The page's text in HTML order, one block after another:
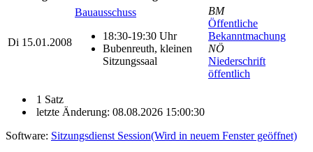
Di 15.01.2008
Bauausschuss
18:30-19:30 Uhr
Bubenreuth, kleinen
Sitzungssaal
BM
Öffentliche
Bekanntmachung
NÖ
Niederschrift
öffentlich
1 Satz
letzte Änderung: 08.08.2026 15:00:30
Software: Sitzungsdienst Session(Wird in neuem Fenster geöffnet)